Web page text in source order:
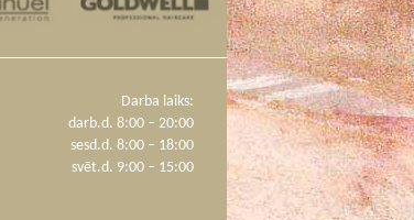
Darba laiks:
darb.d. 8:00 – 20:00
sesd.d. 8:00 – 18:00
svēt.d. 9:00 – 15:00